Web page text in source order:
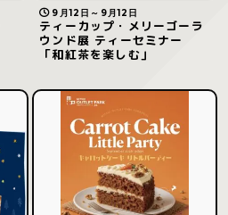
9月12日～9月12日
ティーカップ・メリーゴーラ
ウンド展 ティーセミナー
「和紅茶を楽しむ」